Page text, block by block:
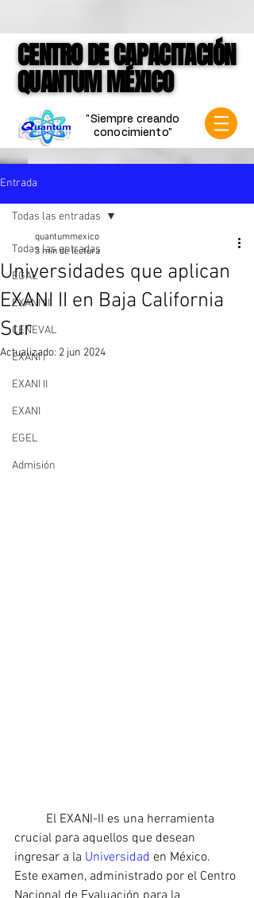
CENTRO DE CAPACITACIÓN
QUANTUM MÉXICO
CENTRO DE CAPACITACIÓN
QUANTUM MÉXICO
"Siempre creando
conocimiento"
Entrada
Todas las entradas
EGAL
EXANI III
CENEVAL
EXANI I
EXANI II
EXANI
EGEL
Admisión
Todas las entradas
Universidades que aplican
EXANI II en Baja California
Sur
quantummexico
3 min de lectura
Actualizado: 2 jun 2024
crucial para aquellos que desean
ingresar a la Universidad en México.
Este examen, administrado por el Centro